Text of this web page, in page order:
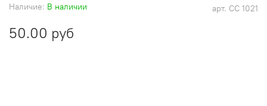
арт. СС 1021
Наличие: В наличии
50.00 руб